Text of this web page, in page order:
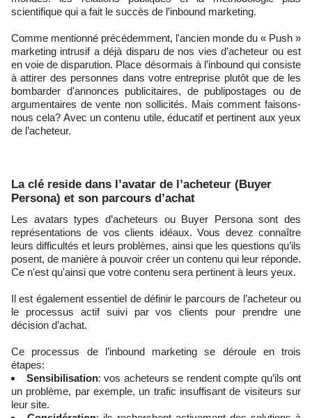
scientifique qui a fait le succès de l’inbound marketing.
Comme mentionné précédemment, l'ancien monde du « Push »
marketing intrusif a déjà disparu de nos vies d’acheteur ou est
en voie de disparution. Place désormais à l’inbound qui consiste
à attirer des personnes dans votre entreprise plutôt que de les
bombarder d'annonces publicitaires, de publipostages ou de
argumentaires de vente non sollicités. Mais comment faisons-
nous cela? Avec un contenu utile, éducatif et pertinent aux yeux
de l’acheteur.
La clé reside dans l’avatar de l’acheteur (Buyer
Persona) et son parcours d’achat
Les avatars types d’acheteurs ou Buyer Persona sont des
représentations de vos clients idéaux. Vous devez connaître
leurs difficultés et leurs problèmes, ainsi que les questions qu’ils
posent, de manière à pouvoir créer un contenu qui leur réponde.
Ce n'est qu'ainsi que votre contenu sera pertinent à leurs yeux.
Il est également essentiel de définir le parcours de l’acheteur ou
le processus actif suivi par vos clients pour prendre une
décision d’achat.
Ce processus de l’inbound marketing se déroule en trois
étapes:
Sensibilisation: vos acheteurs se rendent compte qu’ils ont
un problème, par exemple, un trafic insuffisant de visiteurs sur
leur site.